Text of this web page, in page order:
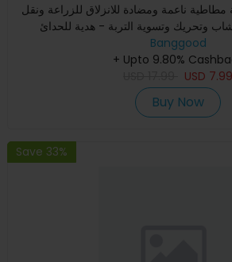
ناعمة ومضادة للانزلاق للزراعة ونقل
وتحريك وتسوية التربة - هدية للحدائ
Banggood
+ Upto 9.80%
USD 7.99
Buy Now
Save 33%